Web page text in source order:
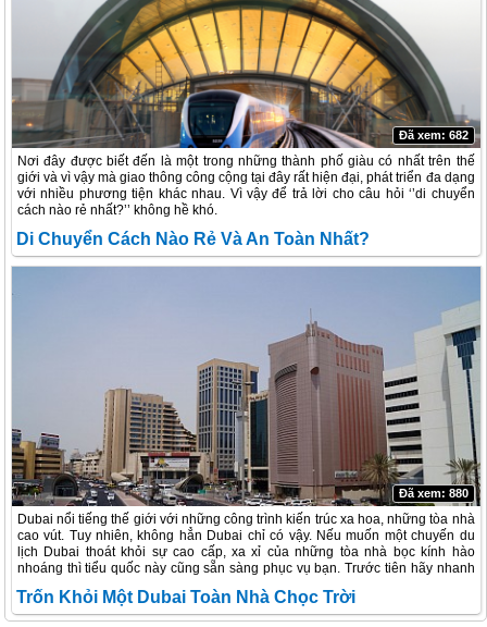
Nơi đây được biết đến là một trong những thành phố giàu có nhất trên thế
giới và vì vậy mà giao thông công cộng tại đây rất hiện đại, phát triển đa dạng
với nhiều phương tiện khác nhau. Vì vậy để trả lời cho câu hỏi ‘’di chuyển
cách nào rẻ nhất?’’ không hề khó.
Đã xem: 682
Di Chuyển Cách Nào Rẻ Và An Toàn Nhất?
Dubai nổi tiếng thế giới với những công trình kiến trúc xa hoa, những tòa nhà
cao vút. Tuy nhiên, không hẳn Dubai chỉ có vậy. Nếu muốn một chuyến du
lịch Dubai thoát khỏi sự cao cấp, xa xỉ của những tòa nhà bọc kính hào
nhoáng thì tiểu quốc này cũng sẵn sàng phục vụ bạn. Trước tiên hãy nhanh
nhà cao tầng, không siêu xe đã nhé.
Đã xem: 880
Trốn Khỏi Một Dubai Toàn Nhà Chọc Trời